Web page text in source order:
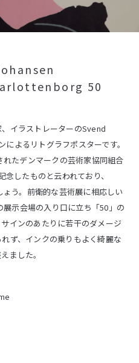
50
イラストレーターのSvend
よるリトグラフポスターです。
たデンマークの芸術家協同組合
したものと云われており、
う。前衛的な芸術展に相応しい
示会場の入り口に立ち「50」の
インのあたりに若干のダメージ
ず、インクの乗りもよく綺麗な
ました。